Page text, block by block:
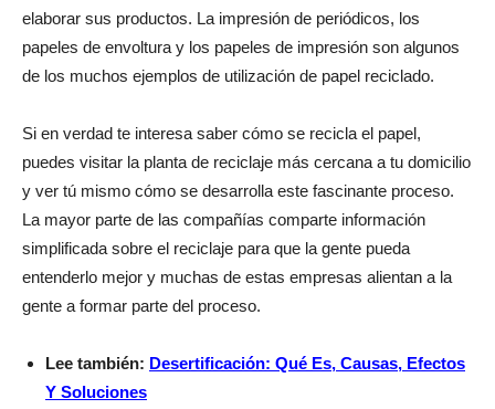
elaborar sus productos. La impresión de periódicos, los
papeles de envoltura y los papeles de impresión son algunos
de los muchos ejemplos de utilización de papel reciclado.
Si en verdad te interesa saber cómo se recicla el papel,
puedes visitar la planta de reciclaje más cercana a tu domicilio
y ver tú mismo cómo se desarrolla este fascinante proceso.
La mayor parte de las compañías comparte información
simplificada sobre el reciclaje para que la gente pueda
entenderlo mejor y muchas de estas empresas alientan a la
gente a formar parte del proceso.
Lee también: Desertificación: Qué Es, Causas, Efectos
Y Soluciones